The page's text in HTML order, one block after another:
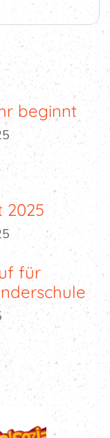
beginnt
2025
für